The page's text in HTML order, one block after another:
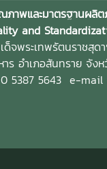
และ
ฑ์
ำหรับ
ง
ใน
ปุ๋ยจากปร
คุณภาพ ป
สมของผ
และบริบท
ประเทศ
เกิดประ
าพและมาตรฐานผลิ
and
ด็จพระเทพรัตนราชสุ
ร อำเภอสันทราย จัง
5387 5643 e-mail